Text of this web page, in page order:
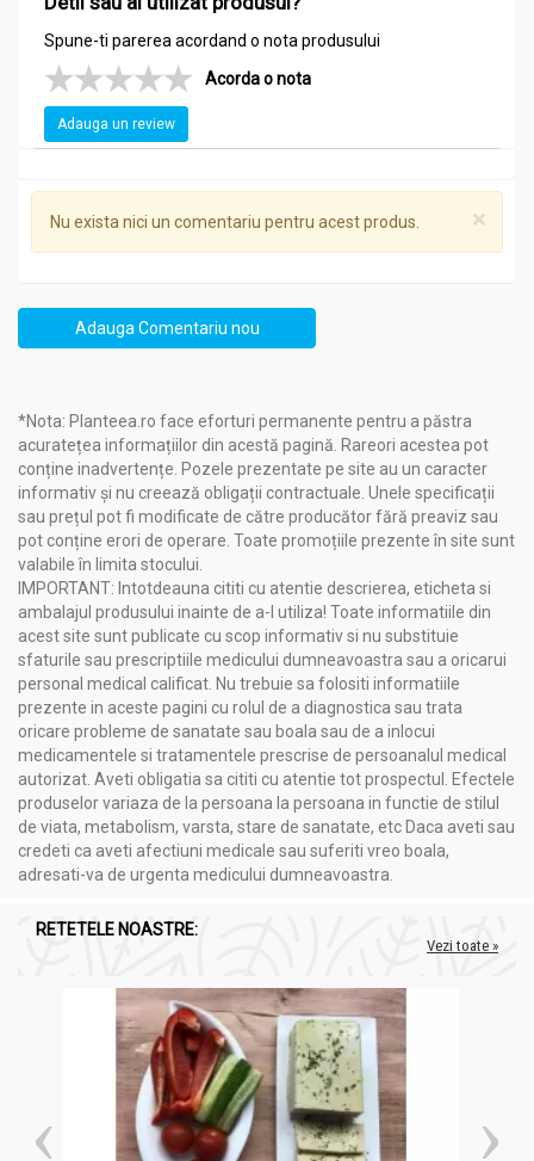
Mod de administrare:
Tinctura valeriana 500ml - FAUNUS
Uz intern: câte o linguriţă (5ml) de tinctură diluată în 50ml apă
Spune-ti parerea acordand o nota produsului
Acorda o nota
Adauga un review
×
Nu exista nici un comentariu pentru acest produs.
Adauga Comentariu nou
*Nota: Planteea.ro face eforturi permanente pentru a păstra
acuratețea informațiilor din acestă pagină. Rareori acestea pot
conține inadvertențe. Pozele prezentate pe site au un caracter
informativ și nu creează obligații contractuale. Unele specificații
sau prețul pot fi modificate de către producător fără preaviz sau
pot conține erori de operare. Toate promoțiile prezente în site sunt
valabile în limita stocului.
IMPORTANT: Intotdeauna cititi cu atentie descrierea, eticheta si
ambalajul produsului inainte de a-l utiliza! Toate informatiile din
acest site sunt publicate cu scop informativ si nu substituie
sfaturile sau prescriptiile medicului dumneavoastra sau a oricarui
personal medical calificat. Nu trebuie sa folositi informatiile
prezente in aceste pagini cu rolul de a diagnostica sau trata
oricare probleme de sanatate sau boala sau de a inlocui
medicamentele si tratamentele prescrise de persoanalul medical
autorizat. Aveti obligatia sa cititi cu atentie tot prospectul. Efectele
produselor variaza de la persoana la persoana in functie de stilul
de viata, metabolism, varsta, stare de sanatate, etc Daca aveti sau
credeti ca aveti afectiuni medicale sau suferiti vreo boala,
adresati-va de urgenta medicului dumneavoastra.
RETETELE NOASTRE:
Vezi toate »